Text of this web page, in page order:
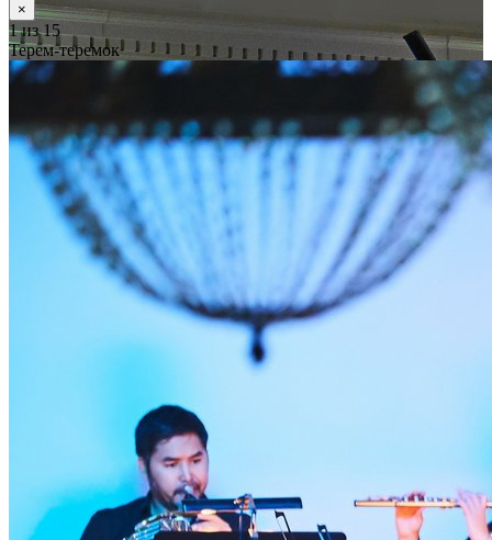
×
1из 15
Терем-теремок